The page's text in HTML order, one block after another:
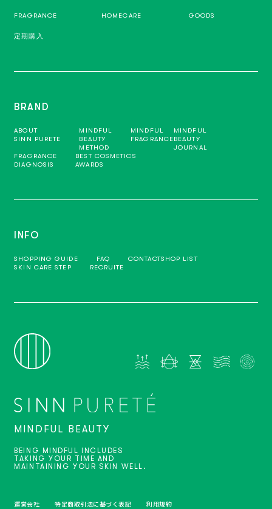
FRAGRANCE HOMECARE GOODS
定期購入
BRAND
ABOUT
SINN PURETE
MINDFUL
BEAUTY
METHOD
MINDFUL
FRAGRANCE
MINDFUL
BEAUTY
JOURNAL
FRAGRANCE
DIAGNOSIS
BEST COSMETICS
AWARDS
INFO
SHOPPING GUIDE FAQ CONTACTSHOP LIST
SKIN CARE STEP
RECRUITE
MINDFUL BEAUTY
BEING MINDFUL INCLUDES
TAKING YOUR TIME AND
MAINTAINING YOUR SKIN WELL.
運営会社 特定商取引法に基づく表記 利用規約